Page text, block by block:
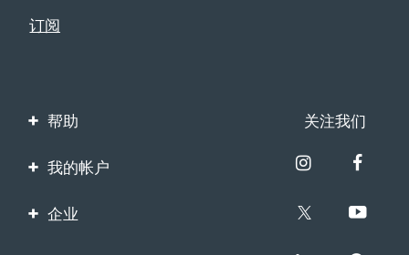
帮助
联系我们
保修与退换货
关注我们
我的帐户
产品注册
企业